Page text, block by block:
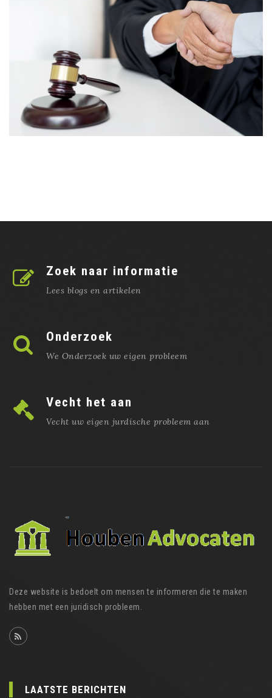
Zoek naar informatie
Lees blogs en artikelen
Onderzoek
We Onderzoek uw eigen probleem
Vecht het aan
Vecht uw eigen jurdische probleem aan
Deze website is bedoelt om mensen te informeren die te maken
hebben met een juridisch probleem.
LAATSTE BERICHTEN